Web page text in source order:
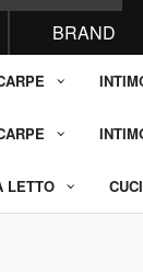
BRAND
LETTO